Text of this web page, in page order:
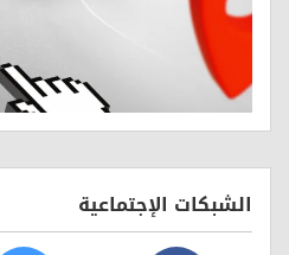
الشبكات الإجتماعية